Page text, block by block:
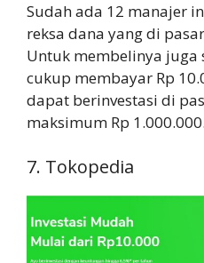
Sudah ada 12 manajer
reksa dana yang di
Untuk membelinya juga
cukup membayar Rp
dapat berinvestasi di
maksimum Rp 1.000.000.
7. Tokopedia